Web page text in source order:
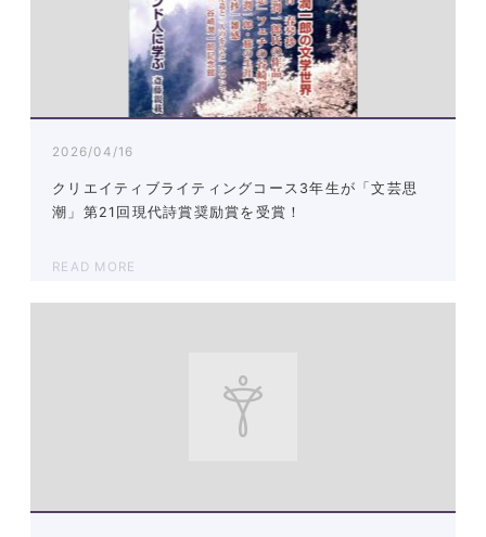
2026/04/16
クリエイティブライティングコース3年生が「文芸思
潮」第21回現代詩賞奨励賞を受賞！
READ MORE